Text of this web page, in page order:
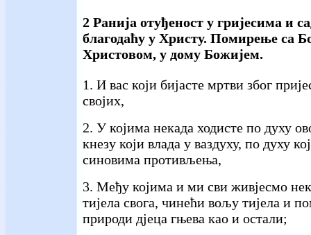
2 Ранија отуђеност у гријесима и
благодаћу у Христу. Помирење са
Христовом, у дому Божијем.
1. И вас који бијасте мртви због
својих,
2. У којима некада ходисте по духу
кнезу који влада у ваздуху, по духу
синовима противљења,
3. Међу којима и ми сви живјесмо
тијела свога, чинећи вољу тијела и
природи дјеца гњева као и остали;